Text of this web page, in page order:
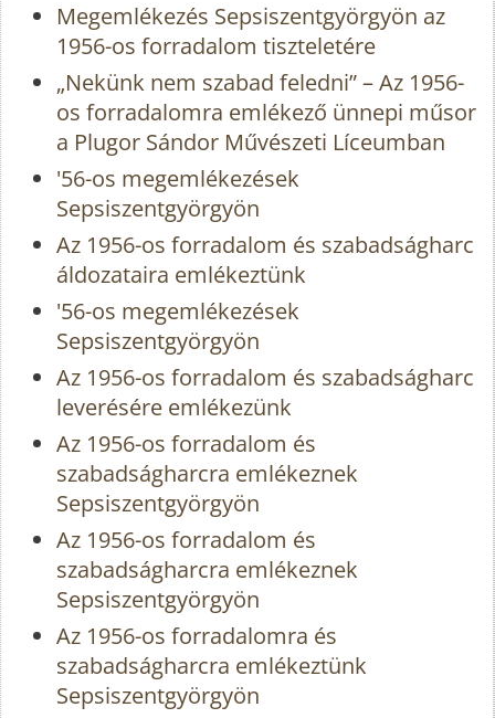
Megemlékezés Sepsiszentgyörgyön az
1956-os forradalom tiszteletére
„Nekünk nem szabad feledni” – Az 1956-
os forradalomra emlékező ünnepi műsor
a Plugor Sándor Művészeti Líceumban
'56-os megemlékezések
Sepsiszentgyörgyön
Az 1956-os forradalom és szabadságharc
áldozataira emlékeztünk
'56-os megemlékezések
Sepsiszentgyörgyön
Az 1956-os forradalom és szabadságharc
leverésére emlékezünk
Az 1956-os forradalom és
szabadságharcra emlékeznek
Sepsiszentgyörgyön
Az 1956-os forradalom és
szabadságharcra emlékeznek
Sepsiszentgyörgyön
Az 1956-os forradalomra és
szabadságharcra emlékeztünk
Sepsiszentgyörgyön